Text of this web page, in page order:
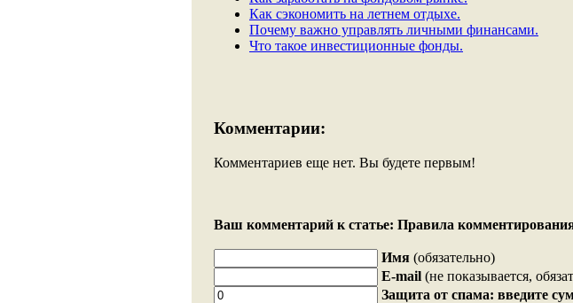
Как сэкономить на летнем отдыхе.
Почему важно управлять личными финансами.
Что такое инвестиционные фонды.
Комментарии:
Комментариев еще нет. Вы будете первым!
Ваш комментарий к статье: Правила
Имя (обязательно)
E-mail (не показывается,
Защита от спама: введите